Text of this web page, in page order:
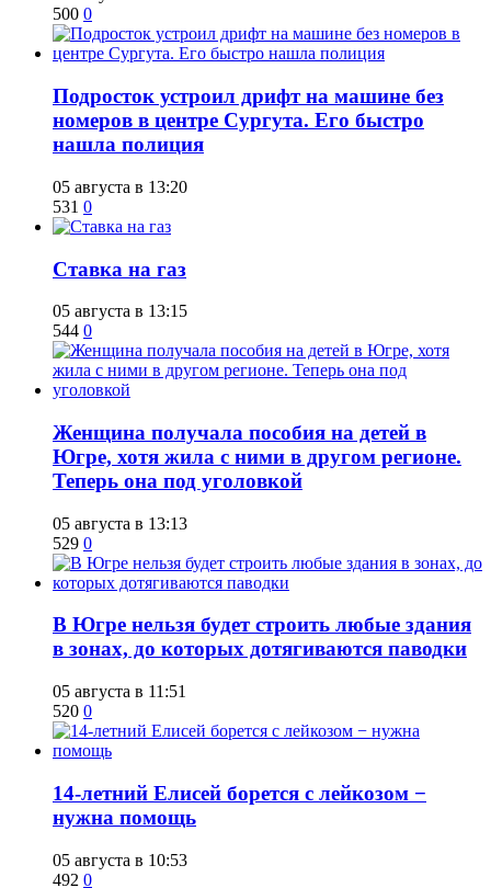
500 0
Подросток устроил дрифт на машине без
номеров в центре Сургута. Его быстро
нашла полиция
05 августа в 13:20
531 0
Ставка на газ
05 августа в 13:15
544 0
Женщина получала пособия на детей в
Югре, хотя жила с ними в другом регионе.
Теперь она под уголовкой
05 августа в 13:13
529 0
В Югре нельзя будет строить любые здания
в зонах, до которых дотягиваются паводки
05 августа в 11:51
520 0
14-летний Елисей борется с лейкозом −
нужна помощь
05 августа в 10:53
492 0